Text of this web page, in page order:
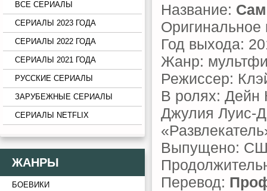
ВСЕ СЕРИАЛЫ
СЕРИАЛЫ 2023 ГОДА
СЕРИАЛЫ 2022 ГОДА
СЕРИАЛЫ 2021 ГОДА
РУССКИЕ СЕРИАЛЫ
ЗАРУБЕЖНЫЕ СЕРИАЛЫ
СЕРИАЛЫ NETFLIX
ЖАНРЫ
БОЕВИКИ
Название:
Оригинальное
Год выхода:
Жанр:
Режиссер:
В ролях: Дейн
Джулия Луис-
Выпущено:
Перевод: